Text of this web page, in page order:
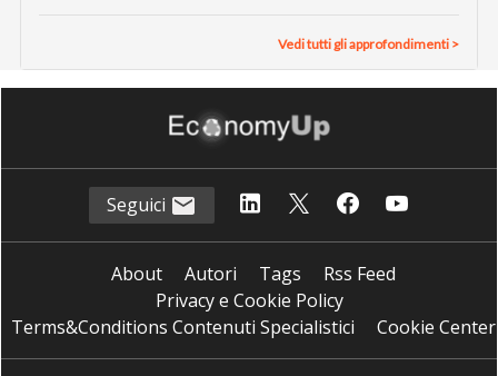
Vedi tutti gli approfondimenti >
Seguici
About Autori Tags
Rss Feed
Privacy e Cookie Policy
Terms&Conditions Contenuti Specialistici
Cookie Center